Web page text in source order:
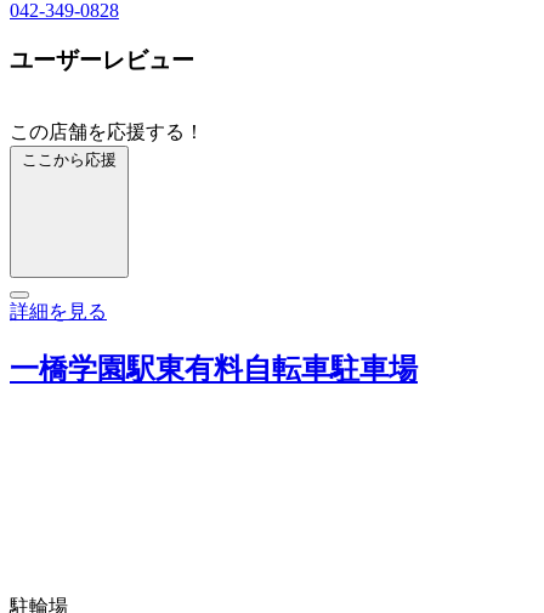
042-349-0828
ユーザーレビュー
この店舗を応援する！
ここから応援
詳細を見る
一橋学園駅東有料自転車駐車場
駐輪場